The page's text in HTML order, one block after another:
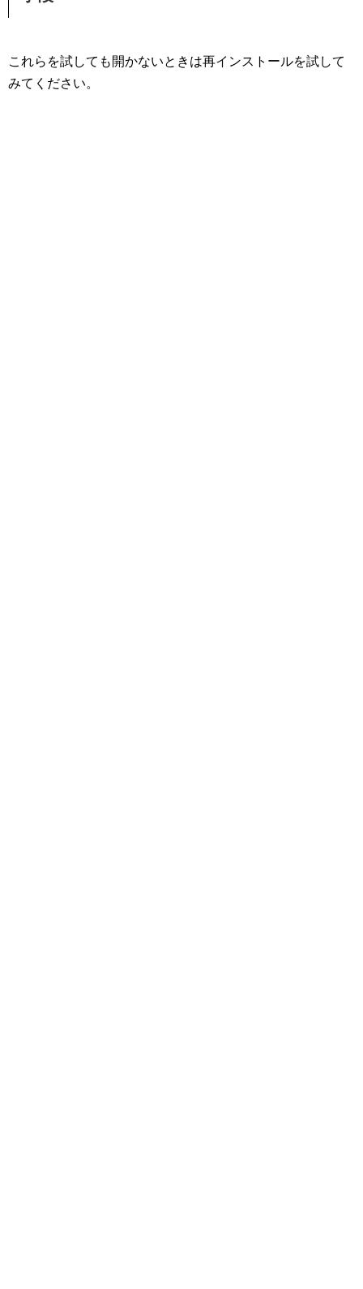
これらを試しても開かないときは再インストールを試して
みてください。